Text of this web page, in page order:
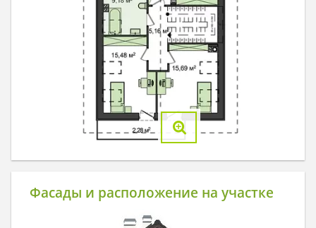
Фасады и расположение на участке